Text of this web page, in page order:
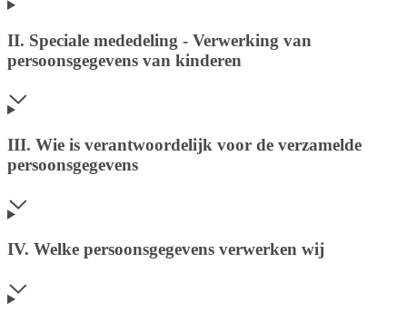
II. Speciale mededeling - Verwerking van
persoonsgegevens van kinderen
III. Wie is verantwoordelijk voor de verzamelde
persoonsgegevens
IV. Welke persoonsgegevens verwerken wij